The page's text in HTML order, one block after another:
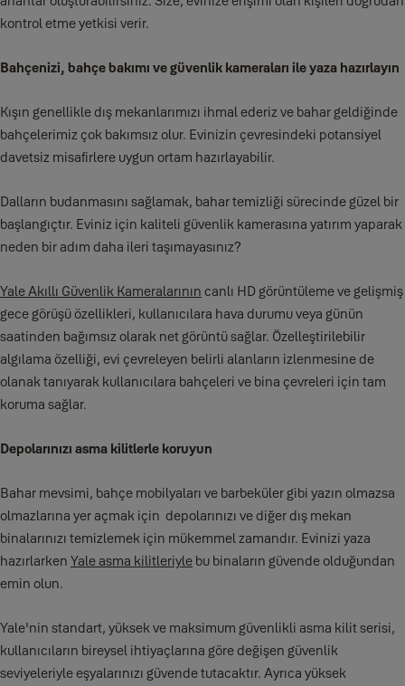
kontrol etme yetkisi verir.
Bahçenizi, bahçe bakımı ve güvenlik kameraları ile yaza hazırlayın
Kışın genellikle dış mekanlarımızı ihmal ederiz ve bahar geldiğinde
bahçelerimiz çok bakımsız olur. Evinizin çevresindeki potansiyel
davetsiz misafirlere uygun ortam hazırlayabilir.
Dalların budanmasını sağlamak, bahar temizliği sürecinde güzel bir
başlangıçtır. Eviniz için kaliteli güvenlik kamerasına yatırım yaparak
neden bir adım daha ileri taşımayasınız?
Yale Akıllı Güvenlik Kameralarının canlı HD görüntüleme ve gelişmiş
gece görüşü özellikleri, kullanıcılara hava durumu veya günün
saatinden bağımsız olarak net görüntü sağlar. Özelleştirilebilir
algılama özelliği, evi çevreleyen belirli alanların izlenmesine de
olanak tanıyarak kullanıcılara bahçeleri ve bina çevreleri için tam
koruma sağlar.
Depolarınızı asma kilitlerle koruyun
Bahar mevsimi, bahçe mobilyaları ve barbeküler gibi yazın olmazsa
olmazlarına yer açmak için depolarınızı ve diğer dış mekan
binalarınızı temizlemek için mükemmel zamandır. Evinizi yaza
hazırlarken Yale asma kilitleriyle bu binaların güvende olduğundan
emin olun.
Yale'nin standart, yüksek ve maksimum güvenlikli asma kilit serisi,
kullanıcıların bireysel ihtiyaçlarına göre değişen güvenlik
seviyeleriyle eşyalarınızı güvende tutacaktır. Ayrıca yüksek